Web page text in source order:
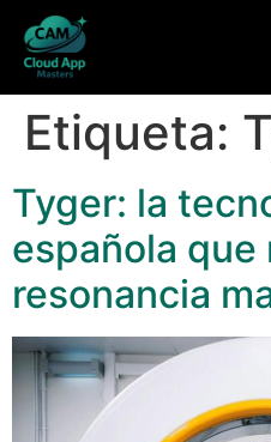
Etiqueta:
Tyger: la
española que
resonancia